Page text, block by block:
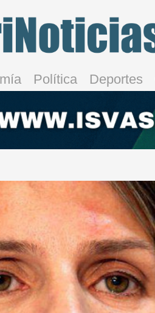
Política Deportes